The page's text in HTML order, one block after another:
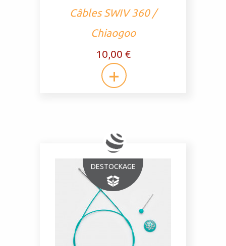
Câbles SWIV 360 /
Chiaogoo
10,00 €
DESTOCKAGE